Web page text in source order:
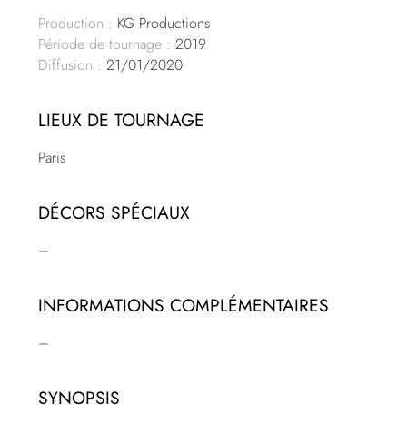
Production : KG Productions
Période de tournage : 2019
Diffusion : 21/01/2020
LIEUX DE TOURNAGE
Paris
DÉCORS SPÉCIAUX
–
INFORMATIONS COMPLÉMENTAIRES
–
SYNOPSIS